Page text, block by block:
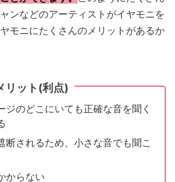
ンなどのアーティストがイヤモニを
モニにたくさんのメリットがあるか
リット(利点)
ジのどこにいても正確な音を聞く
断されるため、小さな音でも聞こ
からない